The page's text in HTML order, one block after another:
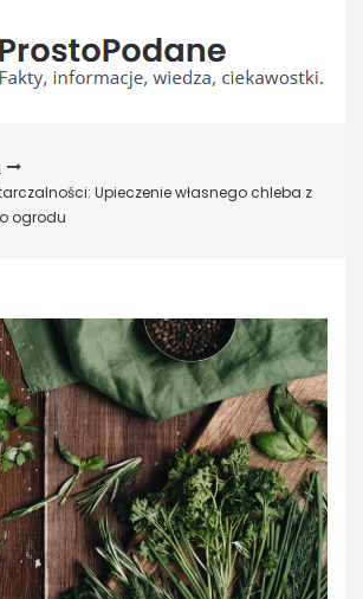
Upieczenie własnego chleba z
ogrodu